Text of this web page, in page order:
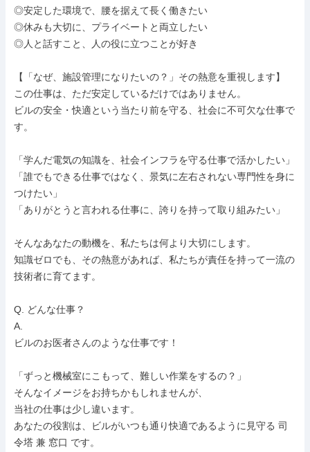
◎安定した環境で、腰を据えて長く働きたい
◎休みも大切に、プライベートと両立したい
◎人と話すこと、人の役に立つことが好き
【「なぜ、施設管理になりたいの？」その熱意を重視します】
この仕事は、ただ安定しているだけではありません。
ビルの安全・快適という当たり前を守る、社会に不可欠な仕事で
す。
「学んだ電気の知識を、社会インフラを守る仕事で活かしたい」
「誰でもできる仕事ではなく、景気に左右されない専門性を身に
つけたい」
「ありがとうと言われる仕事に、誇りを持って取り組みたい」
そんなあなたの動機を、私たちは何より大切にします。
知識ゼロでも、その熱意があれば、私たちが責任を持って一流の
技術者に育てます。
Q. どんな仕事？
A.
ビルのお医者さんのような仕事です！
「ずっと機械室にこもって、難しい作業をするの？」
そんなイメージをお持ちかもしれませんが、
当社の仕事は少し違います。
あなたの役割は、ビルがいつも通り快適であるように見守る 司
令塔 兼 窓口 です。